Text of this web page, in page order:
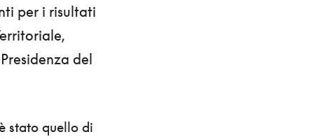
per i risultati
del
stato quello di